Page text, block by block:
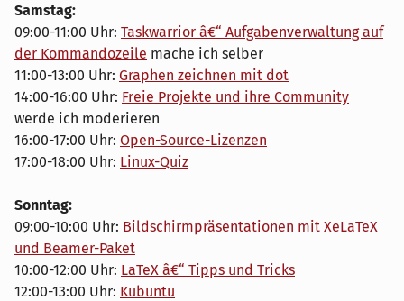
Samstag:
09:00-11:00 Uhr: Taskwarrior â€“ Aufgabenverwaltung auf
der Kommandozeile mache ich selber
11:00-13:00 Uhr: Graphen zeichnen mit dot
14:00-16:00 Uhr: Freie Projekte und ihre Community
werde ich moderieren
16:00-17:00 Uhr: Open-Source-Lizenzen
17:00-18:00 Uhr: Linux-Quiz
Sonntag:
09:00-10:00 Uhr: Bildschirmpräsentationen mit XeLaTeX
und Beamer-Paket
10:00-12:00 Uhr: LaTeX â€“ Tipps und Tricks
12:00-13:00 Uhr: Kubuntu